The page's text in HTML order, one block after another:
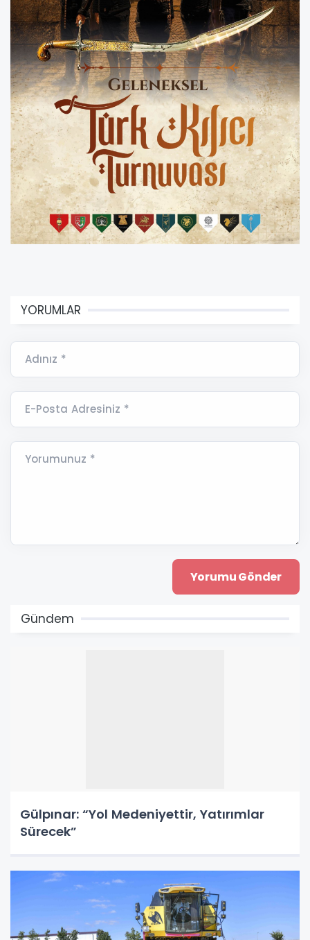
YORUMLAR
Adınız *
E-Posta Adresiniz *
Yorumunuz *
Gündem
Gülpınar: “Yol Medeniyettir, Yatırımlar
Sürecek”